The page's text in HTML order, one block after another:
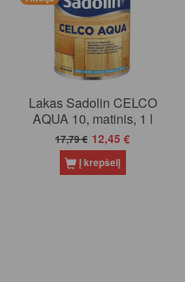
Lakas Sadolin CELCO
AQUA 10, matinis, 1 l
17,79 € 12,45 €
Į krepšelį